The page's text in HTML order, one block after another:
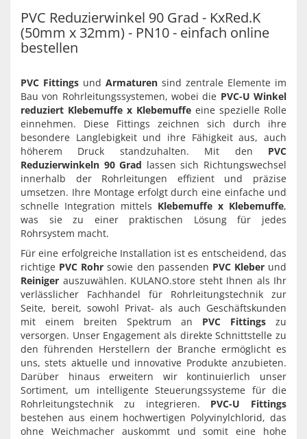
PVC Reduzierwinkel 90 Grad - KxRed.K
(50mm x 32mm) - PN10 - einfach online
bestellen
PVC Fittings und Armaturen sind zentrale Elemente im
Bau von Rohrleitungssystemen, wobei die PVC-U Winkel
reduziert Klebemuffe x Klebemuffe eine spezielle Rolle
einnehmen. Diese Fittings zeichnen sich durch ihre
besondere Langlebigkeit und ihre Fähigkeit aus, auch
höherem Druck standzuhalten. Mit den PVC
Reduzierwinkeln 90 Grad lassen sich Richtungswechsel
innerhalb der Rohrleitungen effizient und präzise
umsetzen. Ihre Montage erfolgt durch eine einfache und
schnelle Integration mittels Klebemuffe x Klebemuffe,
was sie zu einer praktischen Lösung für jedes
Rohrsystem macht.
Für eine erfolgreiche Installation ist es entscheidend, das
richtige PVC Rohr sowie den passenden PVC Kleberund
Reiniger auszuwählen. KULANO.store steht Ihnen als Ihr
verlässlicher Fachhandel für Rohrleitungstechnik zur
Seite, bereit, sowohl Privat- als auch Geschäftskunden
mit einem breiten Spektrum an PVC Fittings zu
versorgen. Unser Engagement als direkte Schnittstelle zu
den führenden Herstellern der Branche ermöglicht es
uns, stets aktuelle und innovative Produkte anzubieten.
Darüber hinaus erweitern wir kontinuierlich unser
Sortiment, um intelligente Steuerungssysteme für die
Rohrleitungstechnik zu integrieren. PVC-U Fittings
bestehen aus einem hochwertigen Polyvinylchlorid, das
ohne Weichmacher auskommt und somit eine hohe